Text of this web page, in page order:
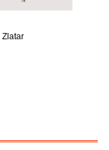
Zlatar